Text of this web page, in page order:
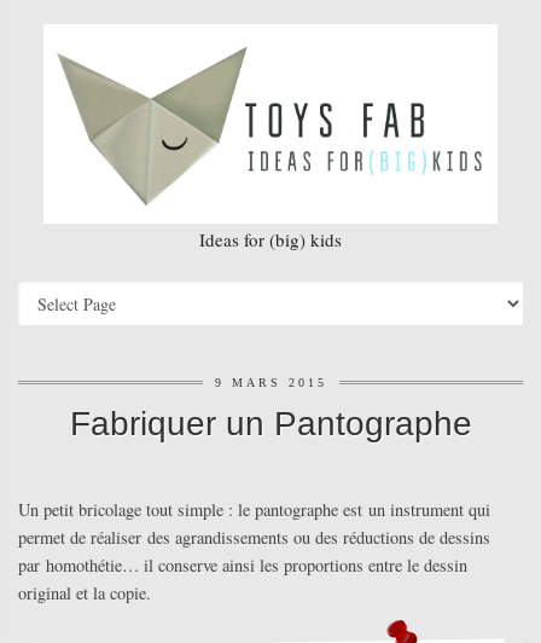
Ideas for (big) kids
9 MARS 2015
Fabriquer un Pantographe
Un petit bricolage tout simple : le pantographe est un instrument qui
permet de réaliser des agrandissements ou des réductions de dessins
par homothétie… il conserve ainsi les proportions entre le dessin
original et la copie.